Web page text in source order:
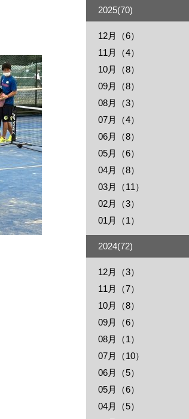
2025(70)
12月（6）
11月（4）
10月（8）
09月（8）
08月（3）
07月（4）
06月（8）
05月（6）
04月（8）
03月（11）
02月（3）
01月（1）
2024(72)
12月（3）
11月（7）
10月（8）
09月（6）
08月（1）
07月（10）
06月（5）
05月（6）
04月（5）